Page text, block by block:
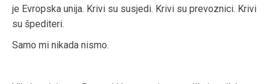
je Evropska unija. Krivi su susjedi. Krivi su prevoznici. Krivi
su špediteri.
Samo mi nikada nismo.